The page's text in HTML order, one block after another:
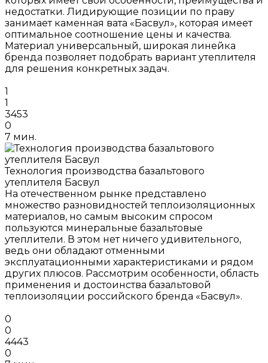
недостатки. Лидирующие позиции по праву
занимает каменная вата «Басвул», которая имеет
оптимальное соотношение цены и качества.
Материал универсальный, широкая линейка
бренда позволяет подобрать вариант утеплителя
для решения конкретных задач.
1
1
3453
0
7 мин.
Технология производства базальтового
утеплителя Басвул
На отечественном рынке представлено
множество разновидностей теплоизоляционных
материалов, но самым высоким спросом
пользуются минеральные базальтовые
утеплители. В этом нет ничего удивительного,
ведь они обладают отменными
эксплуатационными характеристиками и рядом
других плюсов. Рассмотрим особенности, область
применения и достоинства базальтовой
теплоизоляции российского бренда «Басвул».
0
0
4443
0